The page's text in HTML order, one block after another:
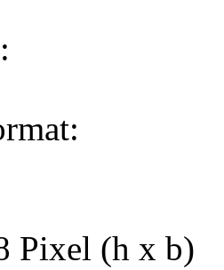
Pixel (h x b)